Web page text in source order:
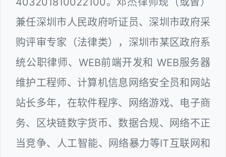
兼任深圳市人民政府听证员、深圳市政府采
购评审专家（法律类），深圳市某区政府系
统公职律师、WEB前端开发和 WEB服务器
维护工程师、计算机信息网络安全员和网站
站长多年，在软件程序、网络游戏、电子商
务、区块链数字货币、数据合规、网络不正
当竞争、人工智能、网络暴力等IT互联网和